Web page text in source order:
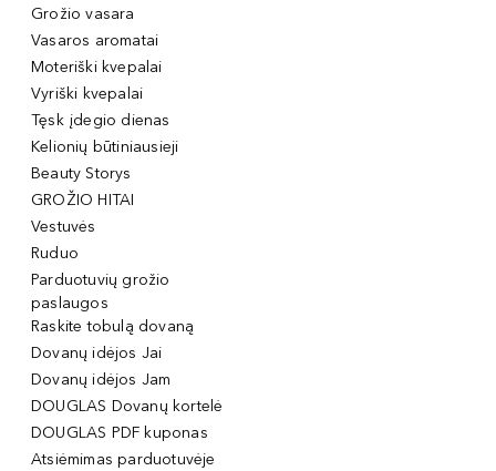
Grožio vasara
Vasaros aromatai
Moteriški kvepalai
Vyriški kvepalai
Tęsk įdegio dienas
Kelionių būtiniausieji
Beauty Storys
GROŽIO HITAI
Vestuvės
Ruduo
Parduotuvių grožio
paslaugos
Raskite tobulą dovaną
Dovanų idėjos Jai
Dovanų idėjos Jam
DOUGLAS Dovanų kortelė
DOUGLAS PDF kuponas
Atsiėmimas parduotuvėje